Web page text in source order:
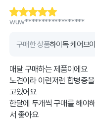
wuw******************
구매한 상품
매달 구매하는 제품이에요
노견이라 이런저런 합병증
고있어요
한달에 두개씩 구매를 해야
서 좋아요